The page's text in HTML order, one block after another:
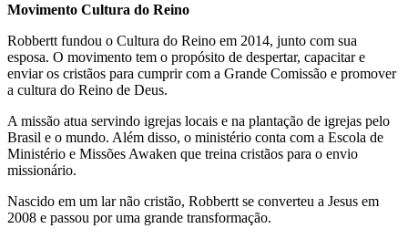
Movimento Cultura do Reino
Robbertt fundou o Cultura do Reino em 2014, junto com sua
esposa. O movimento tem o propósito de despertar, capacitar e
enviar os cristãos para cumprir com a Grande Comissão e promover
a cultura do Reino de Deus.
A missão atua servindo igrejas locais e na plantação de igrejas pelo
Brasil e o mundo. Além disso, o ministério conta com a Escola de
Ministério e Missões Awaken que treina cristãos para o envio
missionário.
Nascido em um lar não cristão, Robbertt se converteu a Jesus em
2008 e passou por uma grande transformação.